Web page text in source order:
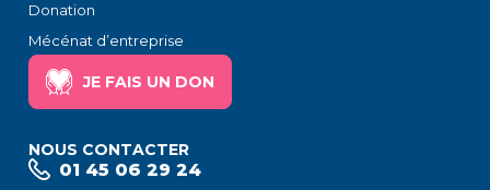
Donation
Mécénat d’entreprise
JE FAIS UN DON
NOUS CONTACTER
01 45 06 29 24